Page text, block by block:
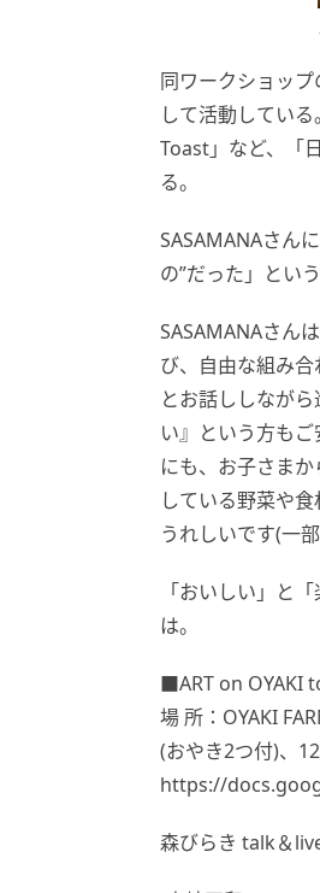
同ワークショッ
して活動してい
Toast」など、「
る。
SASAMANAさん
の”だった」とい
SASAMANAさん
び、自由な組み
とお話ししなが
い』という方も
にも、お子さま
している野菜や
うれしいです(一
「おいしい」と
は。
■ART on OYAKI
場 所：OYAKI
(おやき2つ付)、
https://
森びらき talk＆